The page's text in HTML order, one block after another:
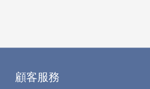
顧客服務